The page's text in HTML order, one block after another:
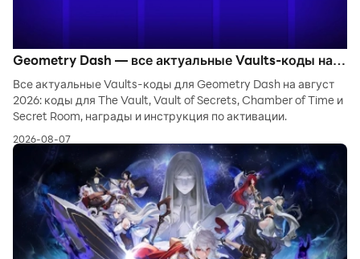
Geometry Dash — все актуальные Vaults-коды на
август 2026
Все актуальные Vaults-коды для Geometry Dash на август
2026: коды для The Vault, Vault of Secrets, Chamber of Time и
Secret Room, награды и инструкция по активации.
2026-08-07